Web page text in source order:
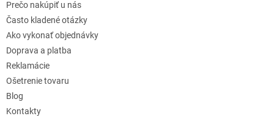
Prečo nakúpiť u nás
Často kladené otázky
Ako vykonať objednávky
Doprava a platba
Reklamácie
Ošetrenie tovaru
Blog
Kontakty